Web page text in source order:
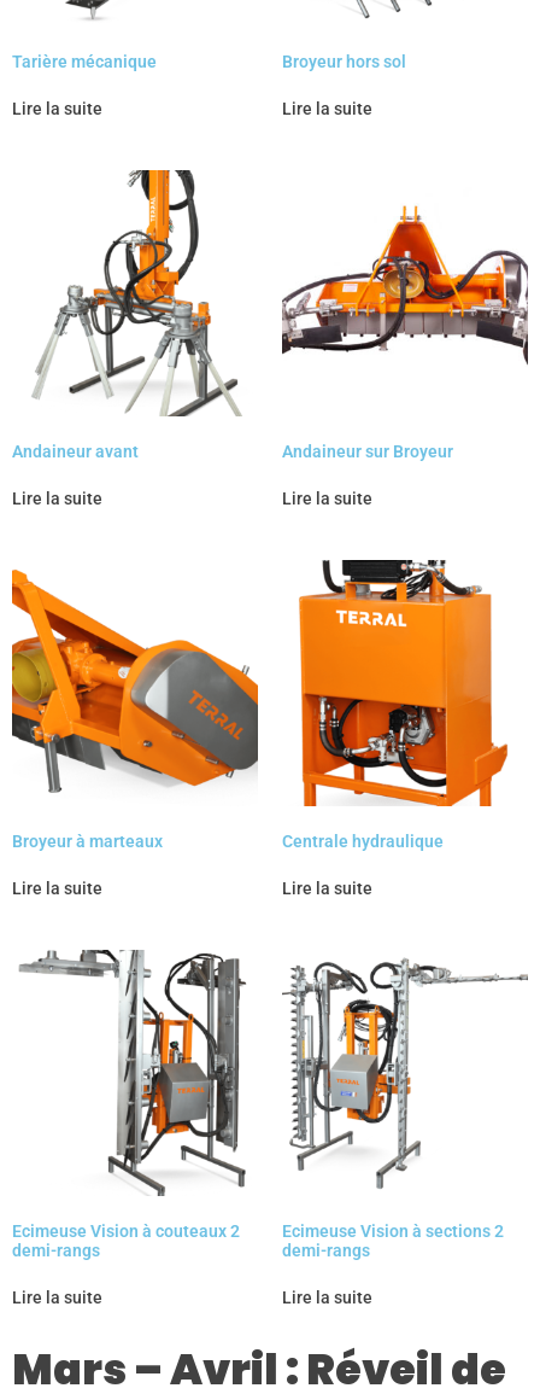
Tarière mécanique
Lire la suite
Broyeur hors sol
Lire la suite
Andaineur avant
Lire la suite
Andaineur sur Broyeur
Lire la suite
Broyeur à marteaux
Lire la suite
Centrale hydraulique
Lire la suite
Ecimeuse Vision à couteaux 2
demi-rangs
Lire la suite
Ecimeuse Vision à sections 2
demi-rangs
Lire la suite
Mars – Avril : Réveil de